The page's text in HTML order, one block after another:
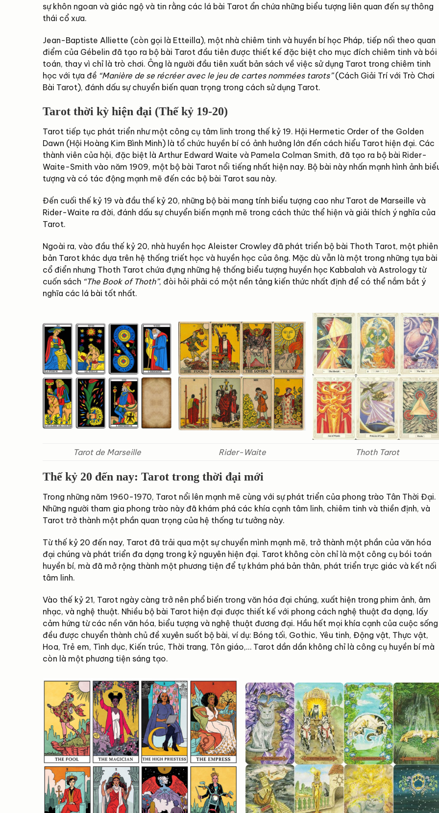
sự khôn ngoan và giác ngộ và tin rằng các lá bài Tarot ẩn chứa những biểu tượng liên quan đến sự thông
thái cổ xưa.
Jean-Baptiste Alliette (còn gọi là Etteilla), một nhà chiêm tinh và huyền bí học Pháp, tiếp nối theo quan
điểm của Gébelin đã tạo ra bộ bài Tarot đầu tiên được thiết kế đặc biệt cho mục đích chiêm tinh và bói
toán, thay vì chỉ là trò chơi. Ông là người đầu tiên xuất bản sách về việc sử dụng Tarot trong chiêm tinh
học với tựa đề “Manière de se récréer avec le jeu de cartes nommées tarots”(Cách Giải Trí với Trò Chơi
Bài Tarot), đánh dấu sự chuyển biến quan trọng trong cách sử dụng Tarot.
Tarot thời kỳ hiện đại (Thế kỷ 19-20)
Tarot tiếp tục phát triển như một công cụ tâm linh trong thế kỷ 19. Hội Hermetic Order of the Golden
Dawn (Hội Hoàng Kim Bình Minh) là tổ chức huyền bí có ảnh hưởng lớn đến cách hiểu Tarot hiện đại. Các
thành viên của hội, đặc biệt là Arthur Edward Waite và Pamela Colman Smith, đã tạo ra bộ bài Rider-
Waite-Smith vào năm 1909, một bộ bài Tarot nổi tiếng nhất hiện nay. Bộ bài này nhấn mạnh hình ảnh
tượng và có tác động mạnh mẽ đến các bộ bài Tarot sau này.
Đến cuối thế kỷ 19 và đầu thế kỷ 20, những bộ bài mang tính biểu tượng cao như Tarot de Marseille và
Rider-Waite ra đời, đánh dấu sự chuyển biến mạnh mẽ trong cách thức thể hiện và giải thích ý nghĩa của
Tarot.
Ngoài ra, vào đầu thế kỷ 20, nhà huyền học Aleister Crowley đã phát triển bộ bài Thoth Tarot, một phiên
bản Tarot khác dựa trên hệ thống triết học và huyền học của ông. Mặc dù vẫn là một trong những tựa bài
cổ điển nhưng Thoth Tarot chứa đựng những hệ thống biểu tượng huyền học Kabbalah và Astrology từ
cuốn sách “The Book of Thoth”, đòi hỏi phải có một nền tảng kiến thức nhất định để có thể nắm bắt ý
nghĩa các lá bài tốt nhất.
Tarot de Marseille Rider-Waite Thoth Tarot
Thế kỷ 20 đến nay: Tarot trong thời đại mới
Trong những năm 1960-1970, Tarot nổi lên mạnh mẽ cùng với sự phát triển của phong trào Tân Thời Đại.
Những người tham gia phong trào này đã khám phá các khía cạnh tâm linh, chiêm tinh và thiền định, và
Tarot trở thành một phần quan trọng của hệ thống tư tưởng này.
Từ thế kỷ 20 đến nay, Tarot đã trải qua một sự chuyển mình mạnh mẽ, trở thành một phần của văn hóa
đại chúng và phát triển đa dạng trong kỷ nguyên hiện đại. Tarot không còn chỉ là một công cụ bói toán
huyền bí, mà đã mở rộng thành một phương tiện để tự khám phá bản thân, phát triển trực giác và kết nối
tâm linh.
Vào thế kỷ 21, Tarot ngày càng trở nên phổ biến trong văn hóa đại chúng, xuất hiện trong phim ảnh, âm
nhạc, và nghệ thuật. Nhiều bộ bài Tarot hiện đại được thiết kế với phong cách nghệ thuật đa dạng, lấy
cảm hứng từ các nền văn hóa, biểu tượng và nghệ thuật đương đại. Hầu hết mọi khía cạnh của cuộc sống
đều được chuyển thành chủ đề xuyên suốt bộ bài, ví dụ: Bóng tối, Gothic, Yêu tinh, Động vật, Thực vật,
Hoa, Trẻ em, Tình dục, Kiến trúc, Thời trang, Tôn giáo,… Tarot dần dần không chỉ là công cụ huyền bí mà
còn là một phương tiện sáng tạo.